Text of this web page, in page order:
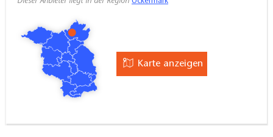
aus. Der Prospekt wurde von Birgit und Björn
Scheewe restauriert.
In den Monaten April bis September kann die Kirche
innerhalb der Woche und am Wochenende zwischen
11.00 und 15.00 Uhr und darüber hinaus nach Bedarf
Karte anzeigen